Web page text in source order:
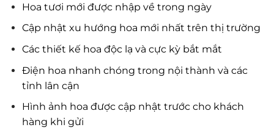
Hoa tươi mới được nhập về trong ngày
Cập nhật xu hướng hoa mới nhất trên thị trường
Các thiết kế hoa độc lạ và cực kỳ bắt mắt
Điện hoa nhanh chóng trong nội thành và các
tỉnh lân cận
Hình ảnh hoa được cập nhật trước cho khách
hàng khi gửi